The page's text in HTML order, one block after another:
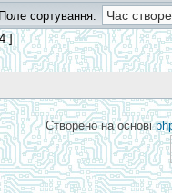
Поле сортування:
]
Створено на основі